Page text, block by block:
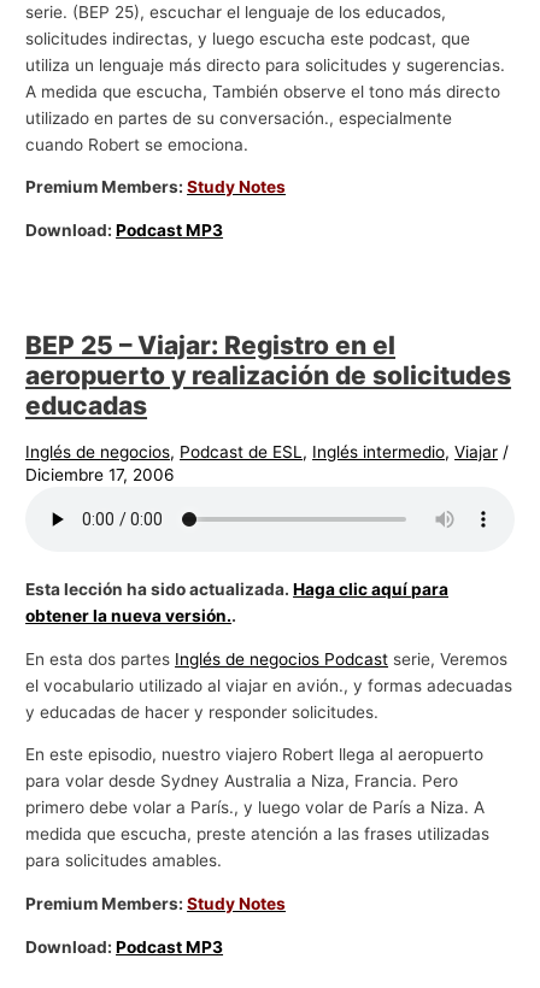
serie. (BEP 25), escuchar el lenguaje de los educados,
solicitudes indirectas, y luego escucha este podcast, que
utiliza un lenguaje más directo para solicitudes y sugerencias.
A medida que escucha, También observe el tono más directo
utilizado en partes de su conversación., especialmente
cuando Robert se emociona.
Premium Members:Study Notes
Download:Podcast MP3
BEP 25 – Viajar: Registro en el
aeropuerto y realización de solicitudes
educadas
Inglés de negocios, Podcast de ESL, Inglés intermedio,Viajar /
Diciembre 17, 2006
Esta lección ha sido actualizada.Haga clic aquí para
obtener la nueva versión..
En esta dos partes Inglés de negocios Podcast serie, Veremos
el vocabulario utilizado al viajar en avión., y formas adecuadas
y educadas de hacer y responder solicitudes.
En este episodio, nuestro viajero Robert llega al aeropuerto
para volar desde Sydney Australia a Niza, Francia. Pero
primero debe volar a París., y luego volar de París a Niza. A
medida que escucha, preste atención a las frases utilizadas
para solicitudes amables.
Premium Members:Study Notes
Download:Podcast MP3